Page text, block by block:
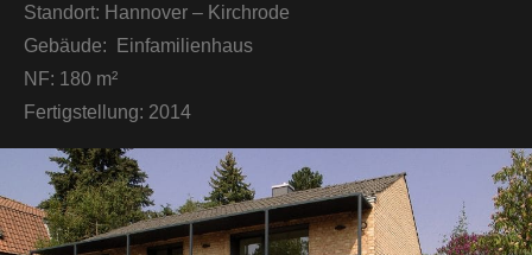
Standort: Hannover – Kirchrode
Gebäude: Einfamilienhaus
NF: 180 m²
Fertigstellung: 2014